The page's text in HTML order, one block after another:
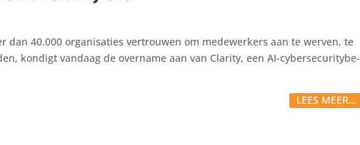
dan 40.000 orga­ni­sa­ties vertrouwen om mede­wer­kers aan te werven, te
kondigt vandaag de overname aan van Clarity, een AI-cyber­se­cu­ri­ty­be­
LEES MEER…